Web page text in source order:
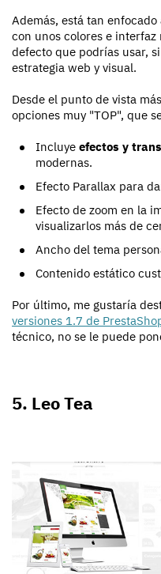
Además, está tan
con unos colores e
defecto que podrías usar,
estrategia web y visual.
Desde el punto de vista
opciones muy "TOP", que
Incluye efectos y
modernas.
Efecto Parallax para
Efecto de zoom en la
visualizarlos más de
Ancho del tema
Contenido estático
Por último, me gustaría
versiones 1.7 de
técnico, no se le puede
5. Leo Tea